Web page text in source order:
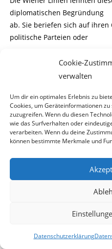
Cookie-
verwalten
Um dir ein optimales Erlebnis zu
Cookies, um Geräteinformationen
zuzugreifen. Wenn du diesen
wie das Surfverhalten oder
verarbeiten. Wenn du deine
können bestimmte Merkmale und
Datenschutzerklärung
diplomatischen Begründung
ab. Sie beriefen sich auf
politische Parteien oder
religiöse
Als Werbung abgelehnt
Im Grunde genommen wäre
Werbeaktion auch mit der
„Wir lehnen schwachsinnige